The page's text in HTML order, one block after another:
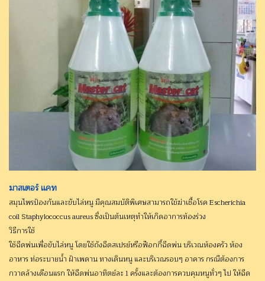
มาสเตอร์ แคท
สมุนไพรป้องกันและขับไล่หนู มีคุณสมบัติพิเศษสามารถใข้ฆ่าเชื้อโรค Escherichia
coil Staphylococcus aureus ซึ่งเป็นต้นเหตุทำให้เกิดอาการท้องร่วง
วิธีการใช้
ใช้ฉีดพ่นเพื่อขับไล่หนู โดยใช้ถังฉีดสเปรย์หรือฟ๊อกกี้ฉีดพ่น บริเวณห้องครัว ห้อง
อาหาร ท่อระบายน้ำ ฝ้าเพดาน ทางเดินหนู และบริเวณรอบๆ อาคาร กรณีต้องการ
กวาดล้างเดือนแรก ให้ฉีดพ่นอาทิตย์ละ 1 ครั้งและต้องการควบคุมหนูทั่วๆ ไป ให้ฉีด